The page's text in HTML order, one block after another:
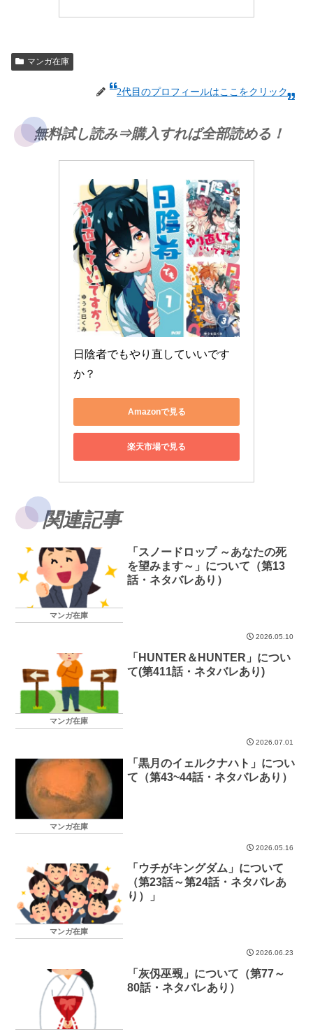
マンガ在庫
2代目のプロフィールはここをクリック
無料試し読み⇒購入すれば全部読める！
日陰者でもやり直していいです
か？
Amazonで見る
楽天市場で見る
関連記事
マンガ在庫
「スノードロップ ～あなたの死
を望みます～」について（第13
話・ネタバレあり）
2026.05.10
マンガ在庫
「HUNTER＆HUNTER」につい
て(第411話・ネタバレあり)
2026.07.01
マンガ在庫
「黒月のイェルクナハト」につい
て（第43~44話・ネタバレあり）
2026.05.16
マンガ在庫
「ウチがキングダム」について
（第23話～第24話・ネタバレあ
り）」
2026.06.23
「灰仭巫覡」について（第77～
80話・ネタバレあり）